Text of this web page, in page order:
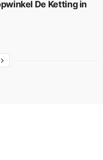
De Ketting in